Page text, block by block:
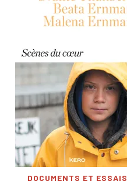
DOCUMENTS ET ESSAIS